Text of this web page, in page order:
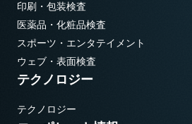
印刷・包装検査
医薬品・化粧品検査
スポーツ・エンタテイメント
ウェブ・表面検査
テクノロジー
テクノロジー